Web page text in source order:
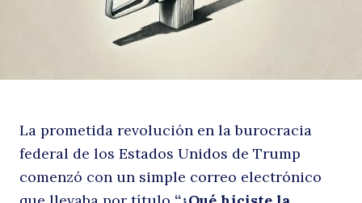
La prometida revolución en la burocracia
federal de los Estados Unidos de Trump
comenzó con un simple correo electrónico